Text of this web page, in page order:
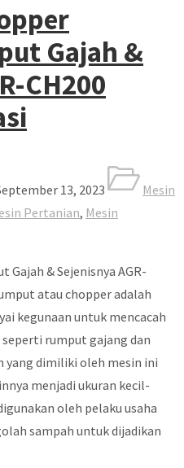
Gajah &
CH200
13, 2023
Mesin
Pertanian, Mesin
Gajah & Sejenisnya AGR-
atau chopper adalah
kegunaan untuk mencacah
rumput gajang dan
yang dimiliki oleh mesin ini
menjadi ukuran kecil-
oleh pelaku usaha
sampah untuk dijadikan